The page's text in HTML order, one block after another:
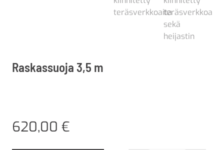
Raskassuoja 3,5 m
620,00 €